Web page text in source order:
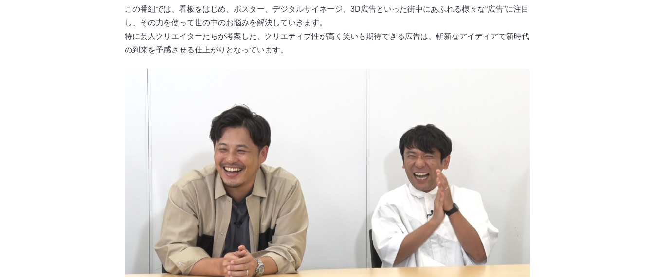
この番組では、看板をはじめ、ポスター、デジタルサイネージ、3D広告といった街中にあふれる様々な“広告”に注目
し、その力を使って世の中のお悩みを解決していきます。
特に芸人クリエイターたちが考案した、クリエティブ性が高く笑いも期待できる広告は、斬新なアイディアで新時代
の到来を予感させる仕上がりとなっています。